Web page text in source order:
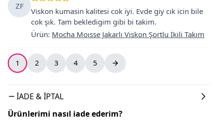
ZF
Viskon kumasin kalitesi cok iyi. Evde giy cık icin bile
cok şık. Tam bekledigim gibi bi takim.
Ürün: Mocha Moısse Jakarlı Viskon Şortlu İkili Takım
1 2 3 4 5
İADE & İPTAL
Ürünlerimi nasıl iade ederim?